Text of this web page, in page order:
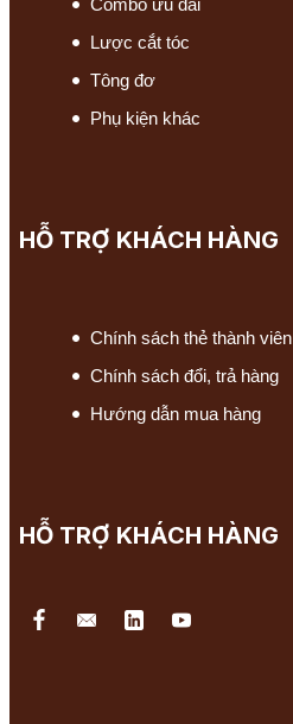
Lược cắt tóc
Tông đơ
Phụ kiện khác
HỖ TRỢ KHÁCH HÀNG
Chính sách thẻ thành viên
Chính sách đổi, trả hàng
Hướng dẫn mua hàng
HỖ TRỢ KHÁCH HÀNG